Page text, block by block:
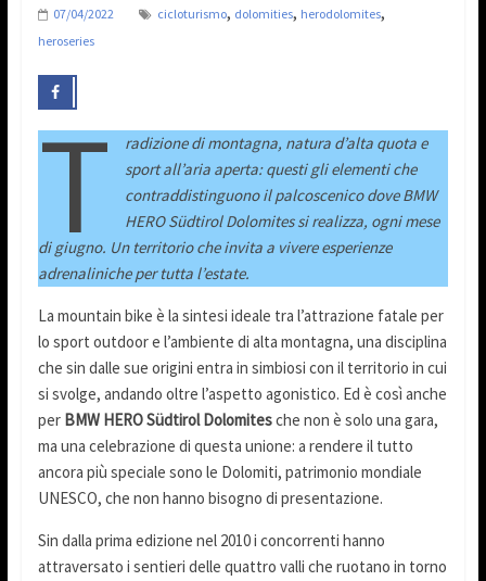
07/04/2022 cicloturismo, dolomities, herodolomites,
heroseries
T
radizione di montagna, natura d’alta quota e
sport all’aria aperta: questi gli elementi che
contraddistinguono il palcoscenico dove BMW
HERO Südtirol Dolomites si realizza, ogni mese
di giugno. Un territorio che invita a vivere esperienze
adrenaliniche per tutta l’estate.
La mountain bike è la sintesi ideale tra l’attrazione fatale per
lo sport outdoor e l’ambiente di alta montagna, una disciplina
che sin dalle sue origini entra in simbiosi con il territorio in cui
si svolge, andando oltre l’aspetto agonistico. Ed è così anche
per BMW HERO Südtirol Dolomitesche non è solo una gara,
ma una celebrazione di questa unione: a rendere il tutto
ancora più speciale sono le Dolomiti, patrimonio mondiale
UNESCO, che non hanno bisogno di presentazione.
Sin dalla prima edizione nel 2010 i concorrenti hanno
attraversato i sentieri delle quattro valli che ruotano in torno